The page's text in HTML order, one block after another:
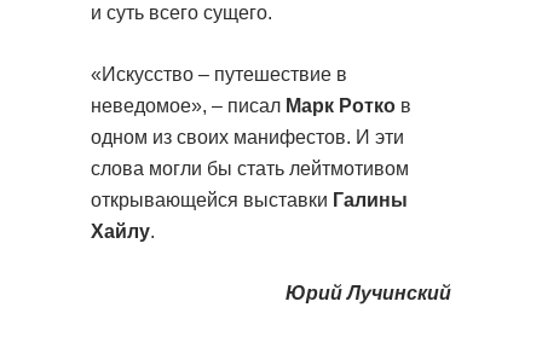
и суть всего сущего.
«Искусство – путешествие в
неведомое», – писал Марк Ротко в
одном из своих манифестов. И эти
слова могли бы стать лейтмотивом
открывающейся выставки Галины
Хайлу.
Юрий Лучинский